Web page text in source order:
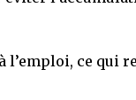
l’emploi, ce qui